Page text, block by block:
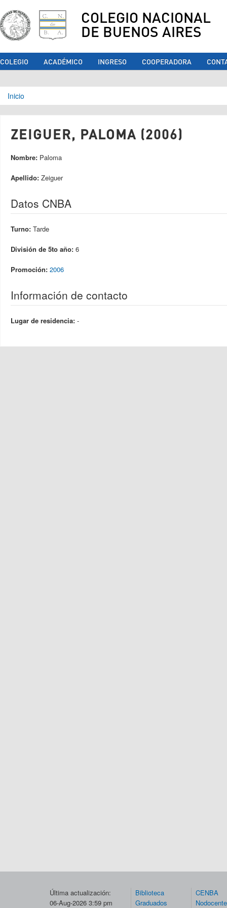
COLEGIO NACIONAL
DE BUENOS AIRES
COLEGIO ACADÉMICO INGRESO COOPERADORA
Se encuentra usted aquí
Inicio
ZEIGUER, PALOMA (2006)
Nombre: Paloma
Apellido: Zeiguer
Datos CNBA
Turno: Tarde
División de 5to año: 6
Promoción: 2006
Información de contacto
Lugar de residencia: -
Última actualización:
06-Aug-2026 3:59 pm
Biblioteca
Graduados
CENBA